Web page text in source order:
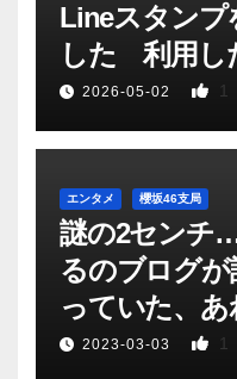
Lineスタンプ
した 利用し
2026-05-02 1
エンタメ 櫻坂46支局
謎の2センチ
るのブログ
っていた、あ
2023-03-03 1